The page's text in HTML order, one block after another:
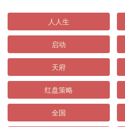
人人生
启动
天府
红盘策略
全国